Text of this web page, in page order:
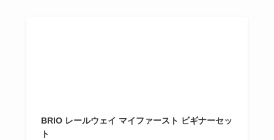
BRIO レールウェイ マイファースト ビギナーセッ
ト